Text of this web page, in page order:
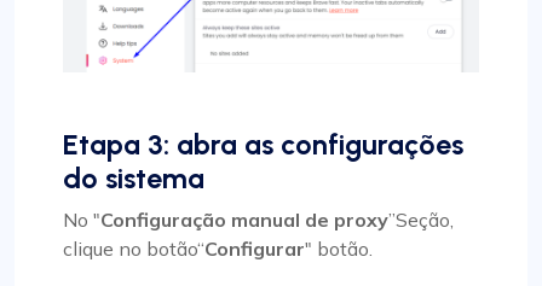
Etapa 3: abra as configurações
do sistema
No "Configuração manual de proxy”Seção,
clique no botão“Configurar" botão.